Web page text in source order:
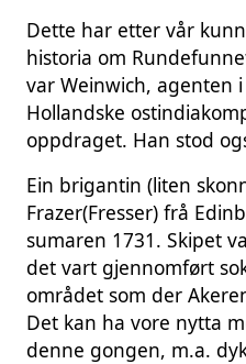
Dette har etter vår
historia om
var Weinwich, agenten
Hollandske
oppdraget. Han stod
Ein brigantin (liten
Frazer(Fresser) frå
sumaren 1731. Skipet
det vart gjennomført
området som der
Det kan ha vore nytta
denne gongen, m.a.